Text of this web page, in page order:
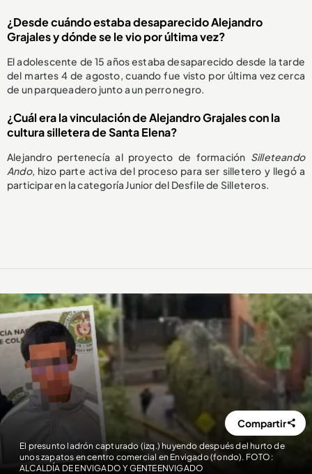
¿Desde cuándo estaba desaparecido Alejandro
Grajales y dónde se le vio por última vez?
El adolescente de 15 años estaba desaparecido desde la tarde
del martes 4 de agosto, cuando fue visto por última vez cerca
de un parqueadero junto a un perro negro.
¿Cuál era la vinculación de Alejandro Grajales con la
cultura silletera de Santa Elena?
Alejandro pertenecía al proyecto de formación Silleteando
Ando, hizo parte activa del proceso para ser silletero y llegó a
participar en la categoría Junior del Desfile de Silleteros.
El presunto ladrón capturado (izq.) huyendo después del hurto de
unos zapatos en centro comercial en Envigado (fondo). FOTO:
ALCALDÍA DE ENVIGADO Y GENTEENVIGADO
Compartir